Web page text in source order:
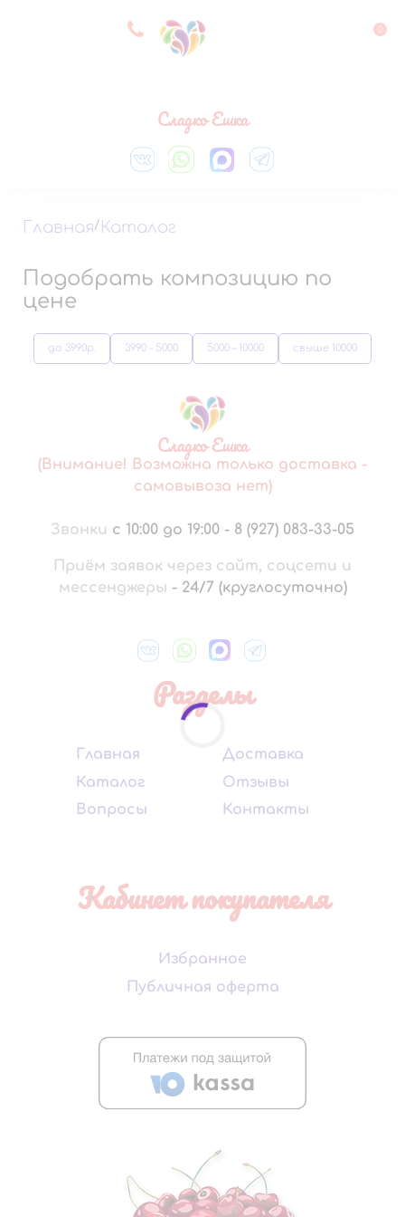
8 927 083 33 05 0
Сладко Ешка
Главная/ Каталог
Подобрать композицию по
цене
до 3990р. 3990 – 5000 5000 – 10000 свыше 10000
Сладко Ешка
(Внимание! Возможна только доставка -
самовывоза нет)
Звонки с 10:00 до 19:00 - 8 (927) 083-33-05
Приём заявок через сайт, соцсети и
мессенджеры - 24/7 (круглосуточно)
Разделы
Главная
Каталог
Вопросы
Доставка
Отзывы
Контакты
Кабинет покупателя
Избранное
Публичная оферта